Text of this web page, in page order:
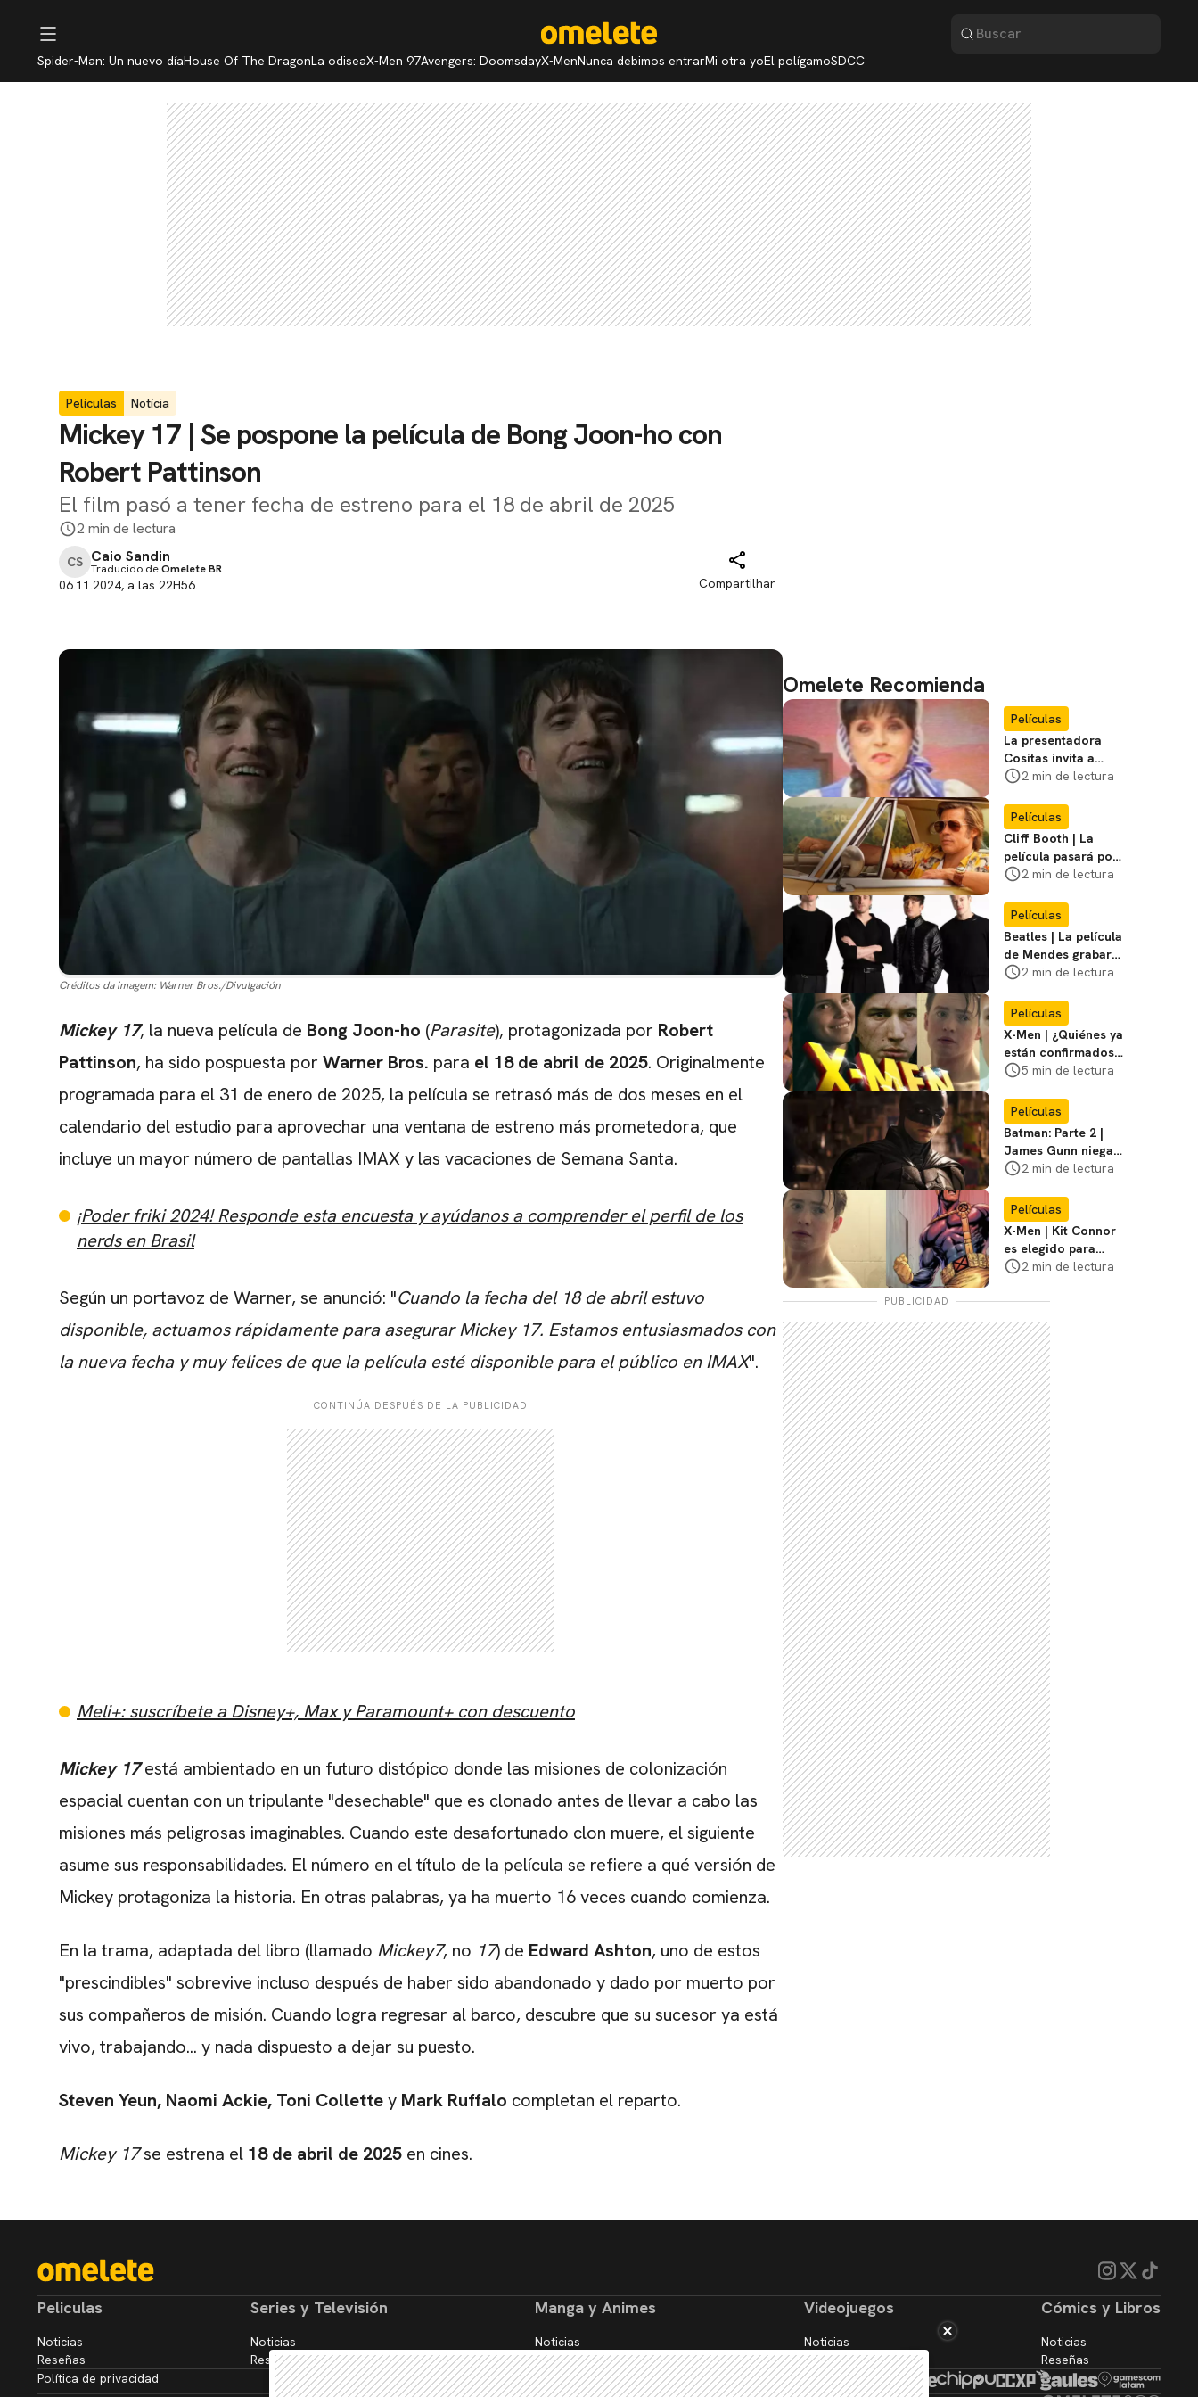
Spider-Man: Un nuevo díaHouse Of The DragonLa odiseaX-Men 97Avengers: DoomsdayX-MenNunca debimos entrarMi otra yoEl polígamoSDCC
Películas Notícia
Mickey 17 | Se pospone la película de Bong Joon-ho con
Robert Pattinson
El film pasó a tener fecha de estreno para el 18 de abril de 2025
2 min de lectura
CS Caio Sandin
Traducido deOmelete BR
06.11.2024, a las 22H56. Compartilhar
Créditos da imagem: Warner Bros./Divulgación
Mickey 17, la nueva película de Bong Joon-ho (Parasite), protagonizada por Robert
Pattinson, ha sido pospuesta por Warner Bros. para el 18 de abril de 2025. Originalmente
programada para el 31 de enero de 2025, la película se retrasó más de dos meses en el
calendario del estudio para aprovechar una ventana de estreno más prometedora, que
incluye un mayor número de pantallas IMAX y las vacaciones de Semana Santa.
¡Poder friki 2024! Responde esta encuesta y ayúdanos a comprender el perfil de los
nerds en Brasil
Según un portavoz de Warner, se anunció: "Cuando la fecha del 18 de abril estuvo
disponible, actuamos rápidamente para asegurar Mickey 17. Estamos entusiasmados con
la nueva fecha y muy felices de que la película esté disponible para el público en IMAX".
CONTINÚA DESPUÉS DE LA PUBLICIDAD
Meli+: suscríbete a Disney+, Max y Paramount+ con descuento
Mickey 17 está ambientado en un futuro distópico donde las misiones de colonización
espacial cuentan con un tripulante "desechable" que es clonado antes de llevar a cabo las
misiones más peligrosas imaginables. Cuando este desafortunado clon muere, el siguiente
asume sus responsabilidades. El número en el título de la película se refiere a qué versión de
Mickey protagoniza la historia. En otras palabras, ya ha muerto 16 veces cuando comienza.
En la trama, adaptada del libro (llamado Mickey7, no 17) de Edward Ashton, uno de estos
"prescindibles" sobrevive incluso después de haber sido abandonado y dado por muerto por
sus compañeros de misión. Cuando logra regresar al barco, descubre que su sucesor ya está
vivo, trabajando... y nada dispuesto a dejar su puesto.
Steven Yeun, Naomi Ackie, Toni Collettey Mark Ruffalo completan el reparto.
Mickey 17se estrena el 18 de abril de 2025 en cines.
Omelete Recomienda
Películas
La presentadora
Cositas invita a
visitar el
Miasma
2 min de lectura
Películas
Cliff Booth | La
película pasará por
nuevas filmaciones
2 min de lectura
Películas
Beatles | La película
de Mendes grabará
escenas en la
2 min de lectura
Películas
X-Men | ¿Quiénes ya
están confirmados
en la película de
favoritos
5 min de lectura
Películas
Batman: Parte 2 |
James Gunn niega
que se filme la parte
2 min de lectura
Películas
X-Men | Kit Connor
es elegido para
interpretar a
película
2 min de lectura
PUBLICIDAD
Peliculas
Noticias
Reseñas
Series y Televisión
Noticias
Reseñas
Manga y Animes
Noticias
Reseñas
Videojuegos
Noticias
Reseñas
Cómics y Libros
Noticias
Reseñas
Política de privacidad